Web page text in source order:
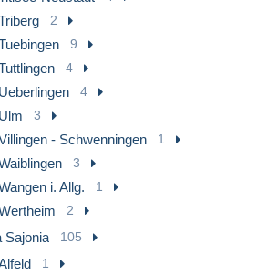
2
9
4
4
3
- Schwenningen 1
3
i. Allg. 1
2
Sajonia 105
1